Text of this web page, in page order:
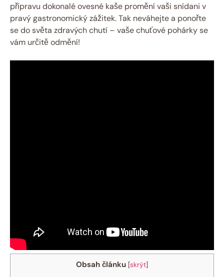
přípravu dokonalé ovesné kaše promění vaši snídani v
pravý gastronomický zážitek. Tak neváhejte a ponořte
se do světa zdravých chutí – vaše chuťové pohárky se
vám určitě odmění!
Obsah článku [skrýt]